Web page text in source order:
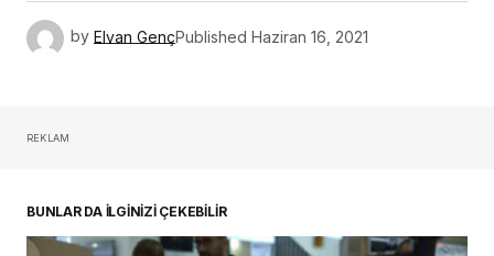
by Elvan GençPublished Haziran 16, 2021
REKLAM
BUNLAR DA İLGİNİZİ ÇEKEBİLİR